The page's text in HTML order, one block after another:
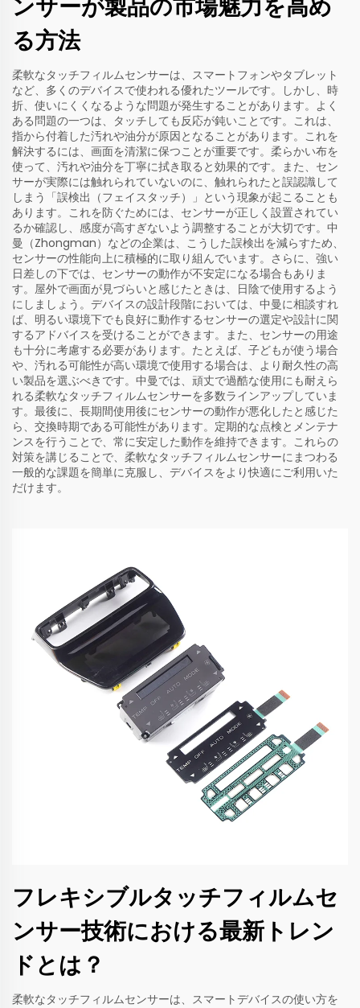
ンサーが製品の市場魅力を高め
る方法
柔軟なタッチフィルムセンサーは、スマートフォンやタブレット
など、多くのデバイスで使われる優れたツールです。しかし、時
折、使いにくくなるような問題が発生することがあります。よく
ある問題の一つは、タッチしても反応が鈍いことです。これは、
指から付着した汚れや油分が原因となることがあります。これを
解決するには、画面を清潔に保つことが重要です。柔らかい布を
使って、汚れや油分を丁寧に拭き取ると効果的です。また、セン
サーが実際には触れられていないのに、触れられたと誤認識して
しまう「誤検出（フェイスタッチ）」という現象が起こることも
あります。これを防ぐためには、センサーが正しく設置されてい
るか確認し、感度が高すぎないよう調整することが大切です。中
曼（Zhongman）などの企業は、こうした誤検出を減らすため、
センサーの性能向上に積極的に取り組んでいます。さらに、強い
日差しの下では、センサーの動作が不安定になる場合もありま
す。屋外で画面が見づらいと感じたときは、日陰で使用するよう
にしましょう。デバイスの設計段階においては、中曼に相談すれ
ば、明るい環境下でも良好に動作するセンサーの選定や設計に関
するアドバイスを受けることができます。また、センサーの用途
も十分に考慮する必要があります。たとえば、子どもが使う場合
や、汚れる可能性が高い環境で使用する場合は、より耐久性の高
い製品を選ぶべきです。中曼では、頑丈で過酷な使用にも耐えら
れる柔軟なタッチフィルムセンサーを多数ラインアップしていま
す。最後に、長期間使用後にセンサーの動作が悪化したと感じた
ら、交換時期である可能性があります。定期的な点検とメンテナ
ンスを行うことで、常に安定した動作を維持できます。これらの
対策を講じることで、柔軟なタッチフィルムセンサーにまつわる
一般的な課題を簡単に克服し、デバイスをより快適にご利用いた
だけます。
フレキシブルタッチフィルムセ
ンサー技術における最新トレン
ドとは？
柔軟なタッチフィルムセンサーは、スマートデバイスの使い方を